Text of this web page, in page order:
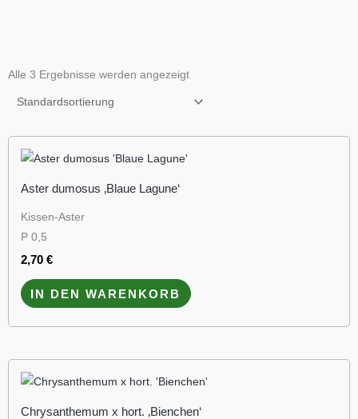
Alle 3 Ergebnisse werden angezeigt
Aster dumosus ‚Blaue Lagune‘
Kissen-Aster
P 0,5
2,70 €
IN DEN WARENKORB
Chrysanthemum x hort. ‚Bienchen‘